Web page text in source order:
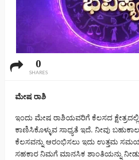
0
SHARES
ಮೇಷ ರಾಶಿ
ಇಂದು ಮೇಷ ರಾಶಿಯವರಿಗೆ ಕೆಲಸದ
ಕಾಣಿಸಿಕೊಳ್ಳುವ ಸಾಧ್ಯತೆ ಇದೆ. ನೀವು
ಕೆಲಸವನ್ನು ಆರಂಭಿಸಲು ಇದು ಉತ್ತಮ
ಸಹಕಾರ ನಿಮಗೆ ಮಾನಸಿಕ ಶಾಂತಿಯನ್ನು